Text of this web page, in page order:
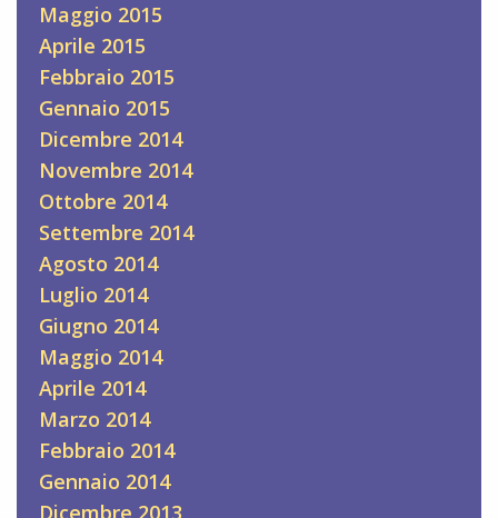
Maggio 2015
Aprile 2015
Febbraio 2015
Gennaio 2015
Dicembre 2014
Novembre 2014
Ottobre 2014
Settembre 2014
Agosto 2014
Luglio 2014
Giugno 2014
Maggio 2014
Aprile 2014
Marzo 2014
Febbraio 2014
Gennaio 2014